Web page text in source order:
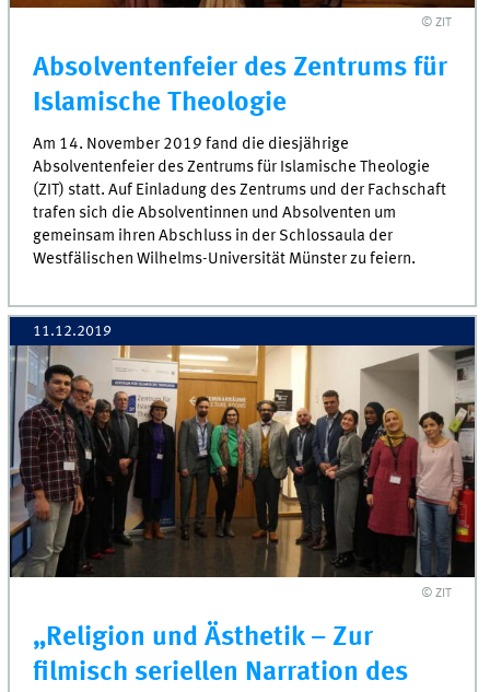
© ZIT
Absolventenfeier des Zentrums für
Islamische Theologie
Am 14. November 2019 fand die diesjährige
Absolventenfeier des Zentrums für Islamische Theologie
(ZIT) statt. Auf Einladung des Zentrums und der Fachschaft
trafen sich die Absolventinnen und Absolventen um
gemeinsam ihren Abschluss in der Schlossaula der
Westfälischen Wilhelms-Universität Münster zu feiern.
11.12.2019
© ZIT
„Religion und Ästhetik – Zur
filmisch seriellen Narration des